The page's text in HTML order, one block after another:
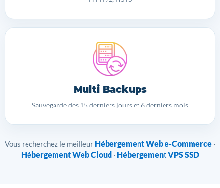
Multi Backups
Sauvegarde des 15 derniers jours et 6 derniers mois
Vous recherchez le meilleur Hébergement Web e-Commerce ·
Hébergement Web Cloud · Hébergement VPS SSD